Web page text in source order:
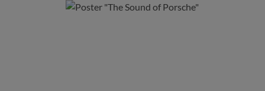
Bildergalerie überspringen